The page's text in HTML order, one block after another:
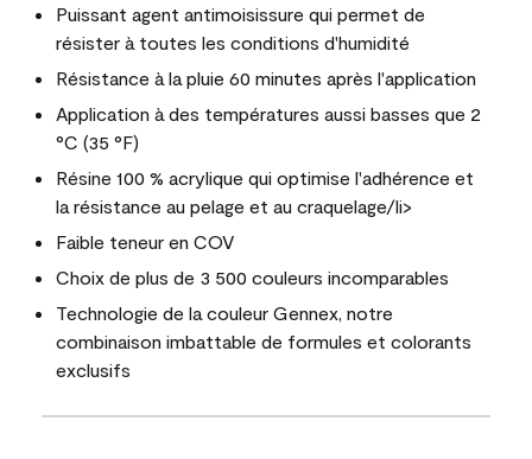
Puissant agent antimoisissure qui permet de
résister à toutes les conditions d'humidité
Résistance à la pluie 60 minutes après l'application
Application à des températures aussi basses que 2
°C (35 °F)
Résine 100 % acrylique qui optimise l'adhérence et
la résistance au pelage et au craquelage/li>
Faible teneur en COV
Choix de plus de 3 500 couleurs incomparables
Technologie de la couleur Gennex, notre
combinaison imbattable de formules et colorants
exclusifs